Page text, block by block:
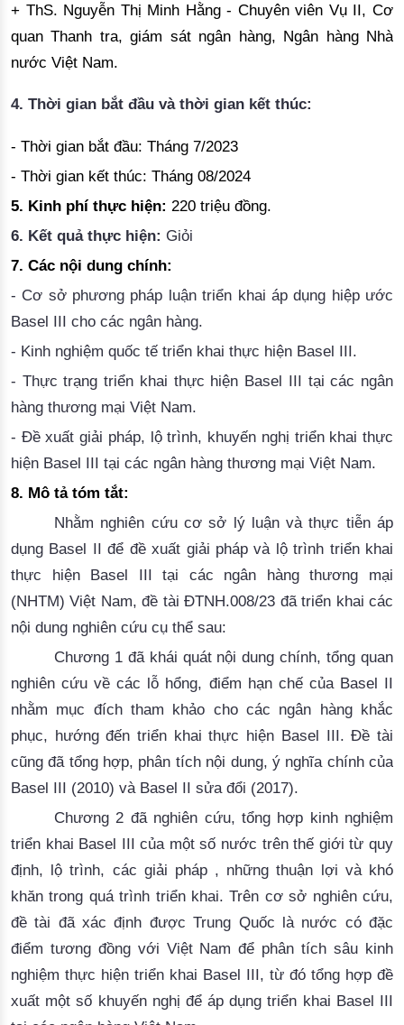
+ ThS. Nguyễn Thị Minh Hằng - Chuyên viên Vụ II, Cơ
quan Thanh tra, giám sát ngân hàng, Ngân hàng Nhà
nước Việt Nam.
4. Thời gian bắt đầu và thời gian kết thúc:
- Thời gian bắt đầu: Tháng 7/2023
- Thời gian kết thúc: Tháng 08/2024
5. Kinh phí thực hiện: 220 triệu đồng.
6. Kết quả thực hiện: Giỏi
7. Các nội dung chính:
- Cơ sở phương pháp luận triển khai áp dụng hiệp ước
Basel III cho các ngân hàng.
- Kinh nghiệm quốc tế triển khai thực hiện Basel III.
- Thực trạng triển khai thực hiện Basel III tại các ngân
hàng thương mại Việt Nam.
- Đề xuất giải pháp, lộ trình, khuyến nghị triển khai thực
hiện Basel III tại các ngân hàng thương mại Việt Nam.
8. Mô tả tóm tắt:
Nhằm nghiên cứu cơ sở lý luận và thực tiễn áp
dụng Basel II để đề xuất giải pháp và lộ trình triển khai
thực hiện Basel III tại các ngân hàng thương mại
(NHTM) Việt Nam, đề tài ĐTNH.008/23 đã triển khai các
nội dung nghiên cứu cụ thể sau:
Chương 1 đã khái quát nội dung chính, tổng quan
nghiên cứu về các lỗ hổng, điểm hạn chế của Basel II
nhằm mục đích tham khảo cho các ngân hàng khắc
phục, hướng đến triển khai thực hiện Basel III. Đề tài
cũng đã tổng hợp, phân tích nội dung, ý nghĩa chính của
Basel III (2010) và Basel II sửa đổi (2017).
Chương 2 đã nghiên cứu, tổng hợp kinh nghiệm
triển khai Basel III của một số nước trên thế giới từ quy
định, lộ trình, các giải pháp , những thuận lợi và khó
khăn trong quá trình triển khai. Trên cơ sở nghiên cứu,
đề tài đã xác định được Trung Quốc là nước có đặc
điểm tương đồng với Việt Nam để phân tích sâu kinh
nghiệm thực hiện triển khai Basel III, từ đó tổng hợp đề
xuất một số khuyến nghị để áp dụng triển khai Basel III